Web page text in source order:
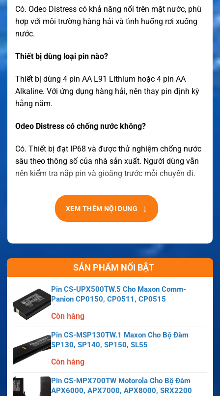
Có. Odeo Distress có khả năng nổi trên mặt nước, phù
hợp với môi trường hàng hải và tình huống rơi xuống
nước.
Thiết bị dùng loại pin nào?
Thiết bị dùng 4 pin AA L91 Lithium hoặc 4 pin AA
Alkaline. Với ứng dụng hàng hải, nên thay pin định kỳ
hằng năm.
Odeo Distress có chống nước không?
Có. Thiết bị đạt IP68 và được thử nghiệm chống nước
sâu theo thông số của nhà sản xuất. Người dùng vẫn
nên kiểm tra nắp pin và gioăng trước mỗi chuyến đi.
XEM THÊM NỘI DUNG ↓
SẢN PHẨM NỔI BẬT
Pin CS-UPX500TW.5 Cho Maxon Comm-
Panion CP0150, CP0511, CP0515
Còn hàng
Pin CS-MSP130TW.1 Maxon Cho Bộ Đàm
SP130, SP140, SP150, SL55
Còn hàng
Pin CS-MPX700TW Motorola Cho Bộ Đàm
APX6000, APX7000, APX8000, SRX2200